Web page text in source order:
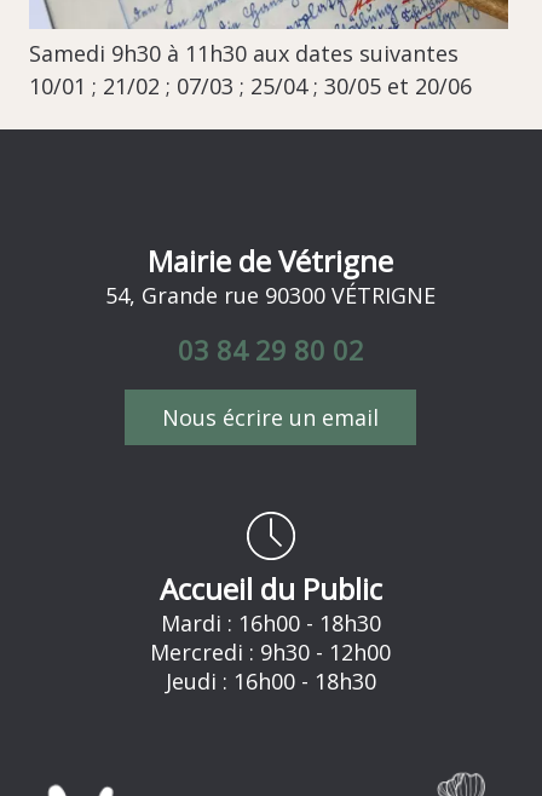
Samedi 9h30 à 11h30 aux dates suivantes
10/01 ; 21/02 ; 07/03 ; 25/04 ; 30/05 et 20/06
Mairie de Vétrigne
54, Grande rue 90300 VÉTRIGNE
03 84 29 80 02
Nous écrire un email
Accueil du Public
Mardi : 16h00 - 18h30
Mercredi : 9h30 - 12h00
Jeudi : 16h00 - 18h30